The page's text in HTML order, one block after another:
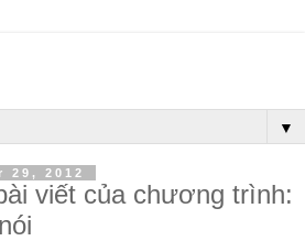
▼
29, 2012
viết của chương trình: